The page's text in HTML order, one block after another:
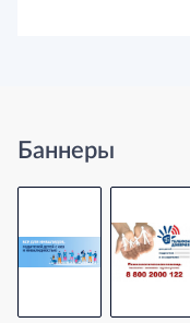
Баннеры